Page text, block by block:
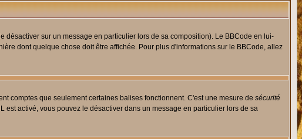
sur un message en particulier lors de sa composition). Le BBCode en lui-
dont quelque chose doit être affichée. Pour plus d'informations sur le BBCode, allez
comptes que seulement certaines balises fonctionnent. C'est une mesure de sécurité
activé, vous pouvez le désactiver dans un message en particulier lors de sa